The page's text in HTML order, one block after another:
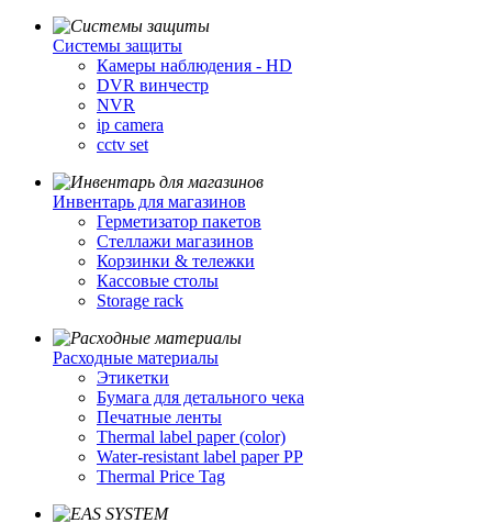
Cистемы защиты
Камеры наблюдения - HD
DVR винчестр
NVR
ip camera
cctv set
Инвентарь для магазинов
Герметизатор пакетов
Стеллажи магазинов
Корзинки & тележки
Кассовые столы
Storage rack
Расходные материалы
Этикетки
Бумага для детального чека
Печатные ленты
Thermal label paper (color)
Water-resistant label paper PP
Thermal Price Tag